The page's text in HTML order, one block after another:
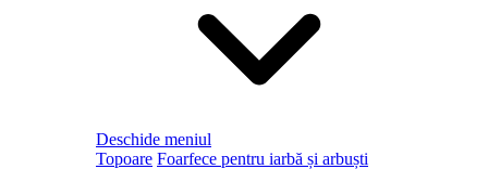
Deschide meniul
Topoare Foarfece pentru iarbă și arbuști